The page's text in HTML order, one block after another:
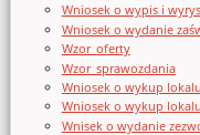
Wniosek o wypis i
Wniosek o wydanie
Wzor_oferty
Wzor_sprawozdania
Wniosek o wykup
Wniosek o wykup
Wnisek o wydanie